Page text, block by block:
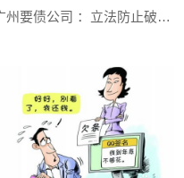
广州要债公司 ：立法防止破产逃债的手段